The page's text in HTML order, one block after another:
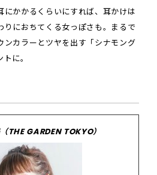
にかかるくらいにすれば、耳かけは
りにおちてくる女っぽさも。まるで
ンカラーとツヤを出す「シナモング
に。
THE GARDEN TOKYO）